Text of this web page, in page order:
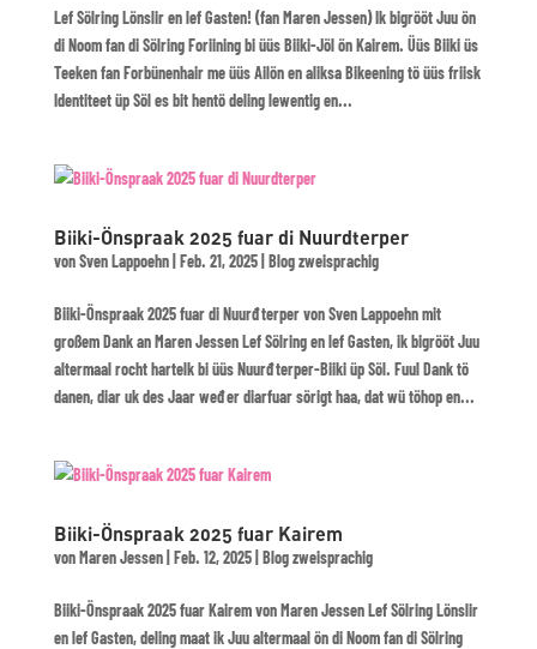
Lef Sölring Lönslir en lef Gasten! (fan Maren Jessen) Ik bigrööt Juu ön
di Noom fan di Sölring Foriining bi üüs Biiki-Jöl ön Kairem. Üüs Biiki üs
Teeken fan Forbünenhair me üüs Ailön en aliksa Bikeening tö üüs friisk
Identiteet üp Söl es bit hentö deling lewentig en...
Biiki-Önspraak 2025 fuar di Nuurdterper
vonSven Lappoehn| Feb. 21, 2025| Blog zweisprachig
Biiki-Önspraak 2025 fuar di Nuurđterper von Sven Lappoehn mit
großem Dank an Maren Jessen Lef Sölring en lef Gasten, ik bigrööt Juu
altermaal rocht hartelk bi üüs Nuurđterper-Biiki üp Söl. Fuul Dank tö
danen, diar uk des Jaar weđer diarfuar sörigt haa, dat wü töhop en...
Biiki-Önspraak 2025 fuar Kairem
vonMaren Jessen| Feb. 12, 2025| Blog zweisprachig
Biiki-Önspraak 2025 fuar Kairem von Maren Jessen Lef Sölring Lönslir
en lef Gasten, deling maat ik Juu altermaal ön di Noom fan di Sölring